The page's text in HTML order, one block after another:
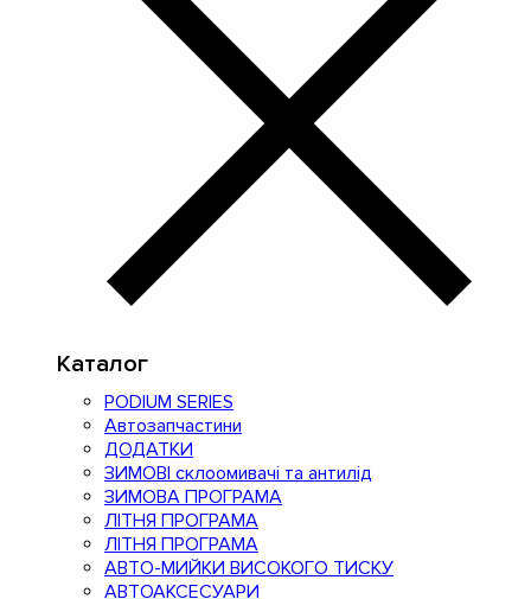
Каталог
PODIUM SERIES
Автозапчастини
ДОДАТКИ
ЗИМОВІ склоомивачі та антилід
ЗИМОВА ПРОГРАМА
ЛІТНЯ ПРОГРАМА
ЛІТНЯ ПРОГРАМА
АВТО-МИЙКИ ВИСОКОГО ТИСКУ
АВТОАКСЕСУАРИ